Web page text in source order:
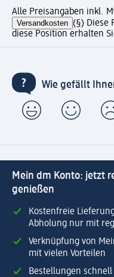
Alle Preisangaben inkl.
Versandkosten (§) Diese
diese Position erhalten
Wie gefällt
Mein dm Konto: jetzt
genießen
Kostenfreie
Abholung nur mit
Verknüpfung von
mit vielen Vorteilen
Bestellungen